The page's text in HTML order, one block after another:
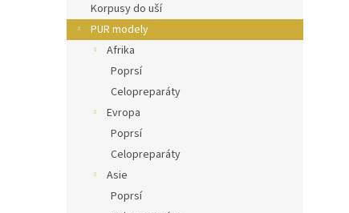
a
n
Korpusy do uší
PUR modely
Afrika
Poprsí
Celopreparáty
Evropa
Poprsí
Celopreparáty
Asie
Poprsí